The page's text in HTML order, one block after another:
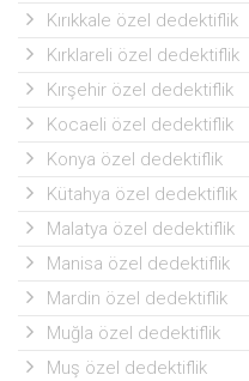
Kırıkkale özel dedektiflik
Kırklareli özel dedektiflik
Kırşehir özel dedektiflik
Kocaeli özel dedektiflik
Konya özel dedektiflik
Kütahya özel dedektiflik
Malatya özel dedektiflik
Manisa özel dedektiflik
Mardin özel dedektiflik
Muğla özel dedektiflik
Muş özel dedektiflik